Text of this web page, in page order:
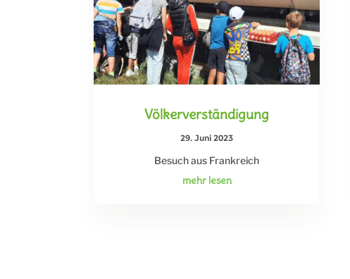
Völkerverständigung
29. Juni 2023
Besuch aus Frankreich
mehr lesen